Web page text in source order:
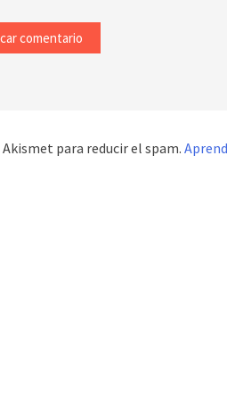
para reducir el spam.